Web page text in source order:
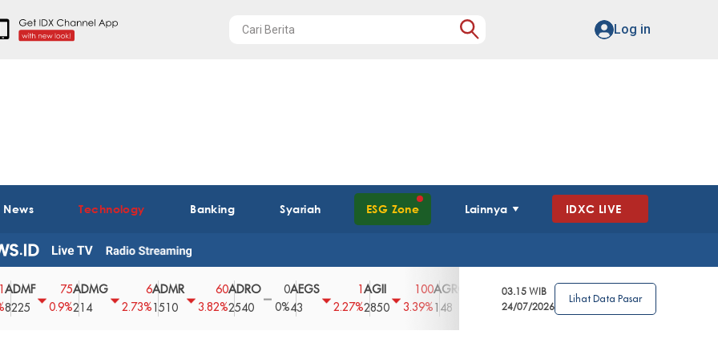
Log in
Technology Banking Syariah ESG Zone Lainnya IDXC LIVE
75
0.9%
ADMG
214
2.73%
ADMR
1510
3.82%
ADRO
2540
0
0%
AEGS
43
2.27%
AGII
2850
3.39%
AGRO
148
AGRS
0
0%
AHAP
96
2.04%
03.15 WIB
24/07/2026
Lihat Data Pasar